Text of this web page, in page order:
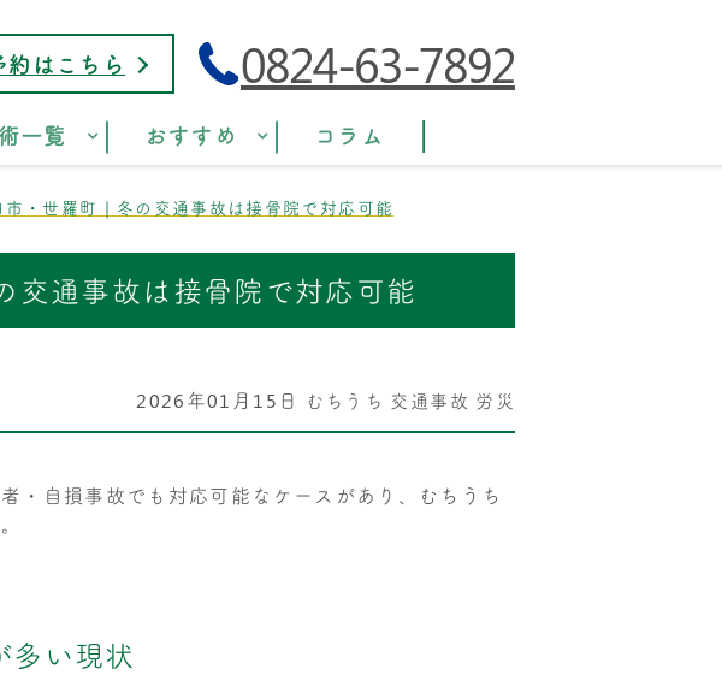
約はこちら 0824-63-7892
一覧 おすすめ コラム
・世羅町｜冬の交通事故は接骨院で対応可能
交通事故は接骨院で対応可能
2026年01月15日 むちうち 交通事故 労災
・自損事故でも対応可能なケースがあり、むちうち
多い現状